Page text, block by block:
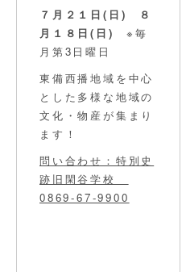
７月２１日(日) ８
月１８日(日)
※毎
月第3日曜日
東備西播地域を中心
とした多様な地域の
文化・物産が集まり
ます！
問い合わせ：特別史
跡旧閑谷学校
0869-67-9900